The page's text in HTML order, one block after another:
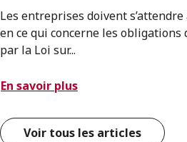
Les entreprises doivent
en ce qui concerne les
par la Loi sur...
En savoir plus
Voir tous les articles